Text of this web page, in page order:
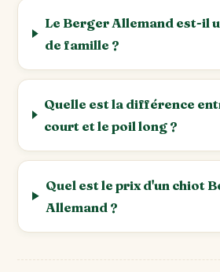
Le Berger Allemand est-il
de famille ?
Quelle est la différence
court et le poil long ?
Quel est le prix d'un chiot
Allemand ?